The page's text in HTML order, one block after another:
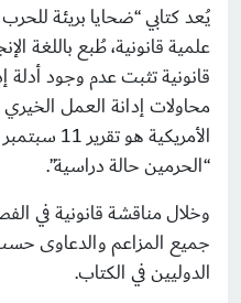
يُعد كتابي “ضحايا بريئة
علمية قانونية، طُبع باللغة
قانونية تثبت عدم وجود أدلة
محاولات إدانة العمل
“الحرمين حالة دراسية”.
وخلال مناقشة قانونية في
جميع المزاعم والدعاوى
الدوليين في الكتاب.